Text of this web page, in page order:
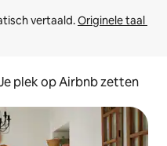
vertaald. Originele taal
plek op Airbnb zetten